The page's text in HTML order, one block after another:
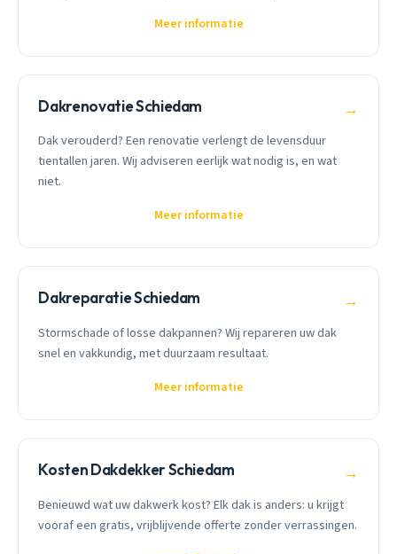
Meer informatie
Dakrenovatie Schiedam →
Dak verouderd? Een renovatie verlengt de levensduur
tientallen jaren. Wij adviseren eerlijk wat nodig is, en wat
niet.
Meer informatie
Dakreparatie Schiedam →
Stormschade of losse dakpannen? Wij repareren uw dak
snel en vakkundig, met duurzaam resultaat.
Meer informatie
Kosten Dakdekker Schiedam →
Benieuwd wat uw dakwerk kost? Elk dak is anders: u krijgt
vooraf een gratis, vrijblijvende offerte zonder verrassingen.